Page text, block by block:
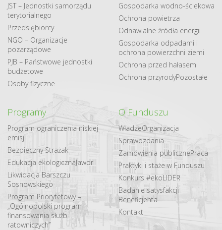
JST – Jednostki samorządu
terytorialnego
Przedsiębiorcy
NGO – Organizacje
pozarządowe
PJB – Państwowe jednostki
budżetowe
Osoby fizyczne
Gospodarka​ wodno​-ściekowa
Ochrona powietrza
Odnawialne​ źródła​ energii
Gospodarka odpadami i
ochrona powierzchni ziemi
Ochrona przed hałasem
Ochrona przyrodyPozostałe
Programy
Program ograniczenia niskiej
emisji
Bezpieczny Strażak
Edukacja ekologicznaJawor
Likwidacja Barszczu
Sosnowskiego
Program Priorytetowy –
„Ogólnopolski program
finansowania służb
ratowniczych”
O Funduszu
WładzeOrganizacja
Sprawozdania
Zamówienia publicznePraca
Praktyki i staże w Funduszu
Konkurs #ekoLIDER
Badanie satysfakcji
Beneficjenta
Kontakt